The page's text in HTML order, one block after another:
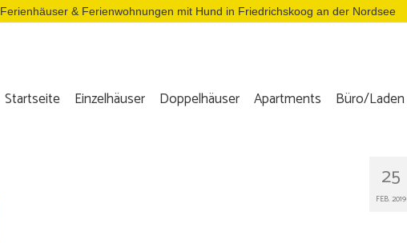
Ferienhäuser & Ferienwohnungen mit Hund in Friedrichskoog an der Nordsee
Startseite Einzelhäuser Doppelhäuser Apartments Büro/Laden
25
FEB. 2019